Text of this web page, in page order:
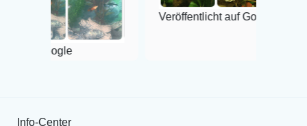
Veröffentlicht auf Google
Info-Center